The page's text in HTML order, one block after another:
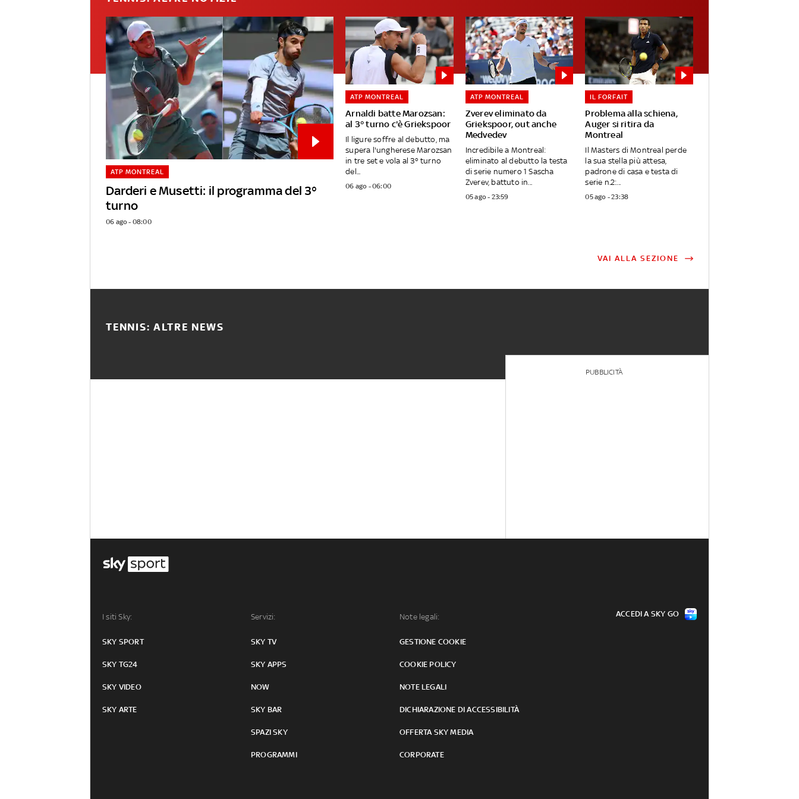
Darderi e Musetti: il programma del 3°
turno
ATP MONTREAL
06 ago - 08:00
Arnaldi batte Marozsan:
al 3° turno c'è Griekspoor
ATP MONTREAL
Il ligure soffre al debutto, ma
supera l'ungherese Marozsan
in tre set e vola al 3° turno
del...
06 ago - 06:00
Zverev eliminato da
Griekspoor, out anche
Medvedev
ATP MONTREAL
Incredibile a Montreal:
eliminato al debutto la testa
di serie numero 1 Sascha
Zverev, battuto in...
05 ago - 23:59
Problema alla schiena,
Auger si ritira da
Montreal
IL FORFAIT
Il Masters di Montreal perde
la sua stella più attesa,
padrone di casa e testa di
serie n.2:...
05 ago - 23:38
VAI ALLA SEZIONE
TENNIS: ALTRE NEWS
PUBBLICITÀ
I siti Sky:
SKY SPORT
SKY TG24
SKY VIDEO
SKY ARTE
Servizi:
SKY TV
SKY APPS
NOW
SKY BAR
SPAZI SKY
PROGRAMMI
Note legali:
GESTIONE COOKIE
COOKIE POLICY
NOTE LEGALI
DICHIARAZIONE DI ACCESSIBILITÀ
OFFERTA SKY MEDIA
CORPORATE
ACCEDI A SKY GO